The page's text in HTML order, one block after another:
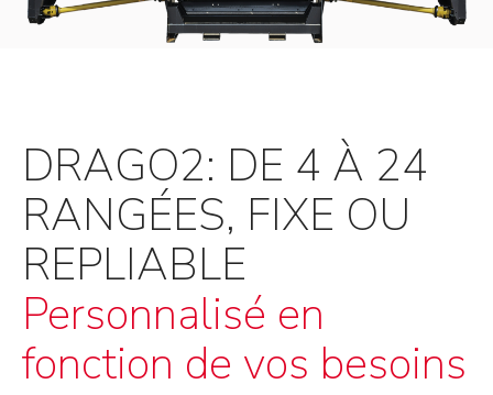
DRAGO2: DE 4 À 24
RANGÉES, FIXE OU
REPLIABLE
Personnalisé en
fonction de vos besoins